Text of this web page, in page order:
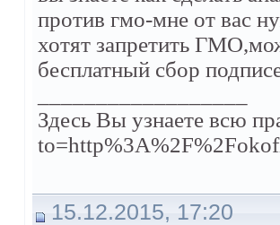
против гмо-мне от вас
хотят запретить
бесплатный сбор
Здесь Вы узнаете всю
15.12.2015, 17:20